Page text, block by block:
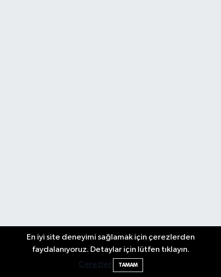
En iyi site deneyimi sağlamak için çerezlerden
faydalanıyoruz. Detaylar için lütfen tıklayın.
Çerezler
TAMAM